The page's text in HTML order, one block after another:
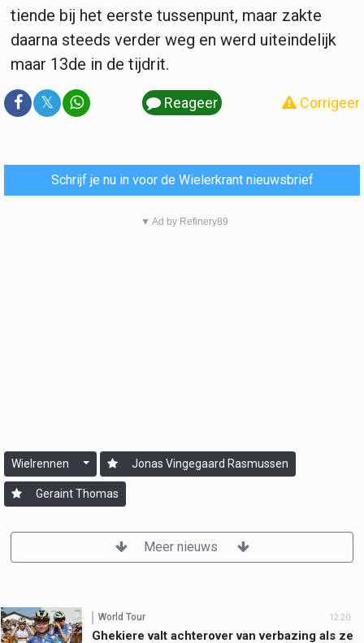
tiende bij het eerste tussenpunt, maar zakte
daarna steeds verder weg en werd uiteindelijk
maar 13de in de tijdrit.
𝕏 Reageer Corrigeer
Schrijf je nu in voor de Wielerkrant nieuwsbrief
▼ Ad by Refinery89
Wielrennen Jonas Vingegaard Rasmussen
Geraint Thomas
Meer nieuws
World Tour 12:20
Ghekiere valt achterover van verbazing als ze